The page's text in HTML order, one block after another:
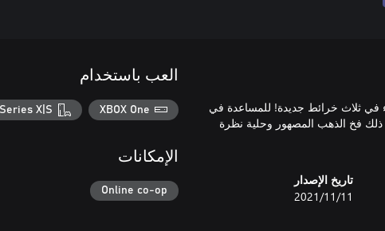
في ثلاث خرائط جديدة! للمساعدة في
فخ الذهب المصهور وحلية نظرة
تاريخ الإصدار
11‏/11‏/2021
العب باستخدام
XBOX One
X|S
الإمكانات
Online co-op